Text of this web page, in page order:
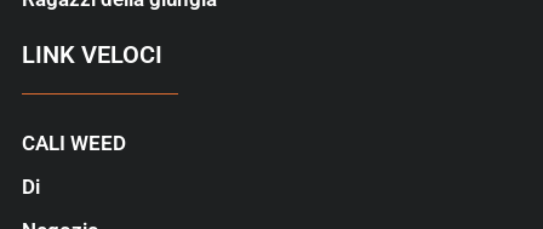
LINK VELOCI
CALI WEED
Di